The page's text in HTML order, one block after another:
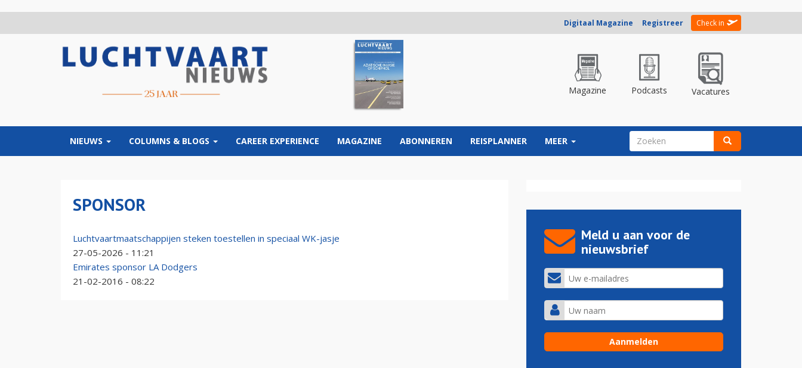
Digitaal Magazine Registreer Check in
Magazine Podcasts Vacatures
NIEUWS COLUMNS & BLOGS CAREER EXPERIENCE MAGAZINE ABONNEREN REISPLANNER MEER ZOEKVELD
SPONSOR
Luchtvaartmaatschappijen steken toestellen in speciaal WK-jasje
27-05-2026 - 11:21
Emirates sponsor LA Dodgers
21-02-2016 - 08:22
Meld u aan voor de
nieuwsbrief